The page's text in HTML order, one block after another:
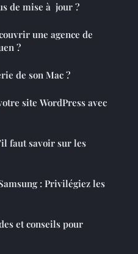
de mise à jour ?
une agence de
?
de son Mac ?
site WordPress avec
faut savoir sur les
: Privilégiez les
et conseils pour